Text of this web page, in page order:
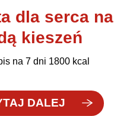
dla serca na
kieszeń
na 7 dni 1800 kcal
DALEJ